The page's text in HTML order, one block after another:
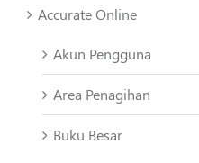
Accurate Online
Akun Pengguna
Area Penagihan
Buku Besar